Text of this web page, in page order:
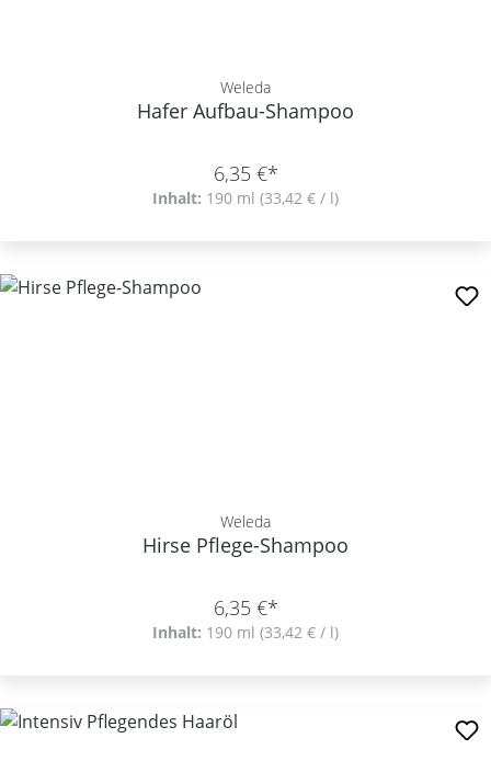
Weleda
Hafer Aufbau-Shampoo
6,35 €*
Inhalt: 190 ml (33,42 € / l)
Weleda
Hirse Pflege-Shampoo
6,35 €*
Inhalt: 190 ml (33,42 € / l)